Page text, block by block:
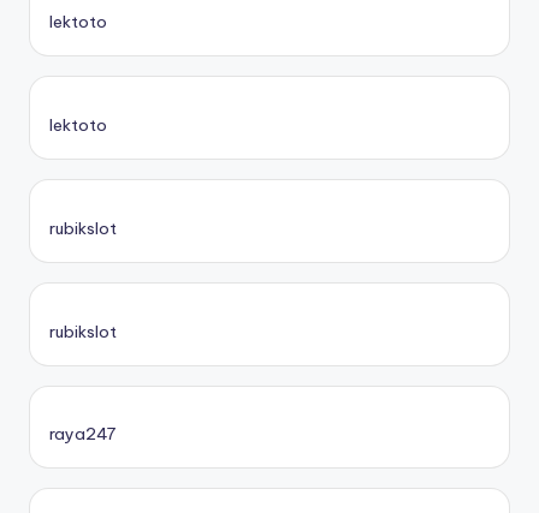
lektoto
lektoto
rubikslot
rubikslot
raya247